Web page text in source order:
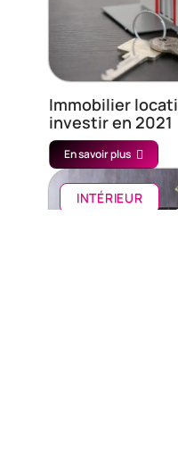
Immobilier
investir en 2021
En savoir plus
INTÉRIEUR